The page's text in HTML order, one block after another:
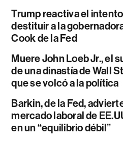
Trump reactiva el
destituir a la
Cook de la Fed
Muere John Loeb Jr., el
de una dinastía de Wall
que se volcó a la política
Barkin, de la Fed,
mercado laboral de
en un “equilibrio débil”